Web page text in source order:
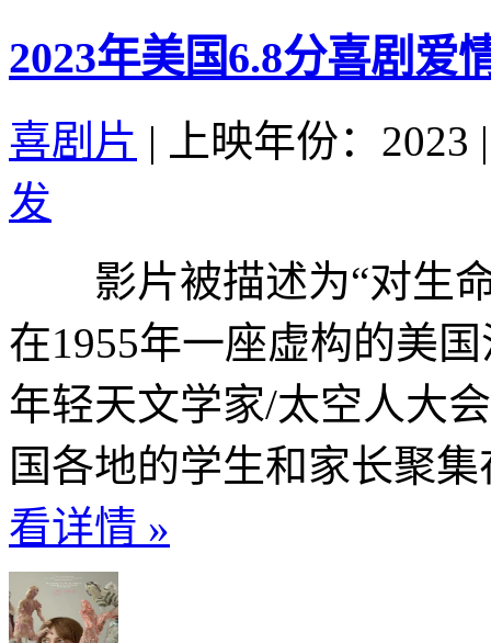
2023年美国6.8分喜剧爱
喜剧片 | 上映年份：2023 |
发
影片被描述为“对生命
在1955年一座虚构的美
年轻天文学家/太空人大
国各地的学生和家长聚
看详情 »